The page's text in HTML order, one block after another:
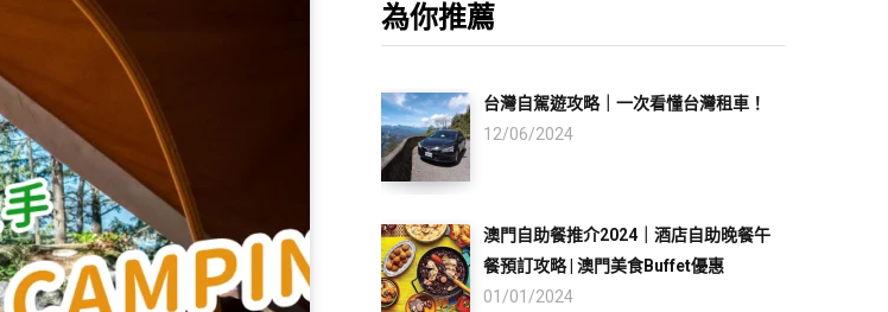
為你推薦
台灣自駕遊攻略｜一次看懂台灣租車！
12/06/2024
澳門自助餐推介2024｜酒店自助晚餐午
餐預訂攻略 | 澳門美食Buffet優惠
01/01/2024